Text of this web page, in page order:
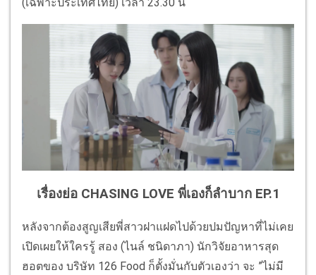
เรื่องย่อ CHASING LOVE พี่เองก็ลำบาก EP.1
หลังจากต้องสูญเสียพี่สาวฝาแฝดไปด้วยปมปัญหาที่ไม่เคย
เปิดเผยให้ใครรู้ สอง (ไนล์ ชนิดาภา) นักวิจัยอาหารสุด
ฮอตของ บริษัท 126 Food ก็ตั้งมั่นกับตัวเองว่า จะ ”ไม่มี